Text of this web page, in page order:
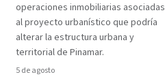
operaciones inmobiliarias asociadas
al proyecto urbanístico que podría
alterar la estructura urbana y
territorial de Pinamar.
5 de agosto